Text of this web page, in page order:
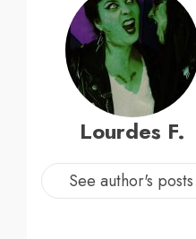
Lourdes F.
See author's posts